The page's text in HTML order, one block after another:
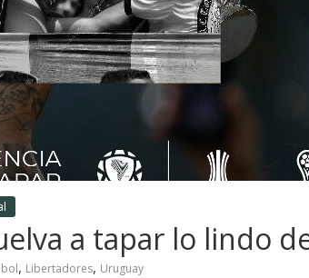
a tapar lo lindo
, Libertadores, Uruguay